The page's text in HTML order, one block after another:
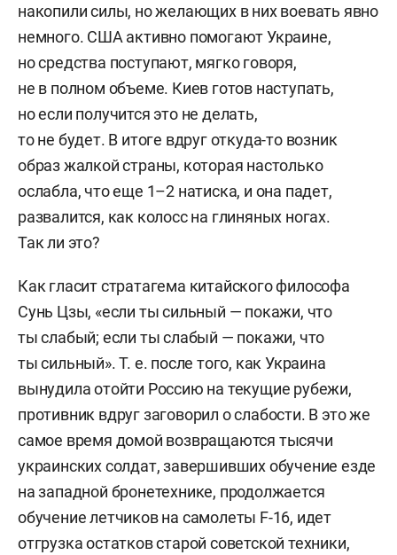
накопили силы, но желающих в них воевать явно
немного. США активно помогают Украине,
но средства поступают, мягко говоря,
не в полном объеме. Киев готов наступать,
но если получится это не делать,
то не будет. В итоге вдруг откуда-то возник
образ жалкой страны, которая настолько
ослабла, что еще 1–2 натиска, и она падет,
развалится, как колосс на глиняных ногах.
Так ли это?
Как гласит стратагема китайского философа
Сунь Цзы, «если ты сильный — покажи, что
ты слабый; если ты слабый — покажи, что
ты сильный». Т. е. после того, как Украина
вынудила отойти Россию на текущие рубежи,
противник вдруг заговорил о слабости. В это же
самое время домой возвращаются тысячи
украинских солдат, завершивших обучение езде
на западной бронетехнике, продолжается
обучение летчиков на самолеты F-16, идет
отгрузка остатков старой советской техники,